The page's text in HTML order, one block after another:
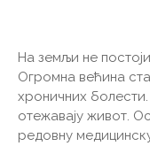
На земљи не
Огромна већина
хроничних
отежавају живот.
редовну